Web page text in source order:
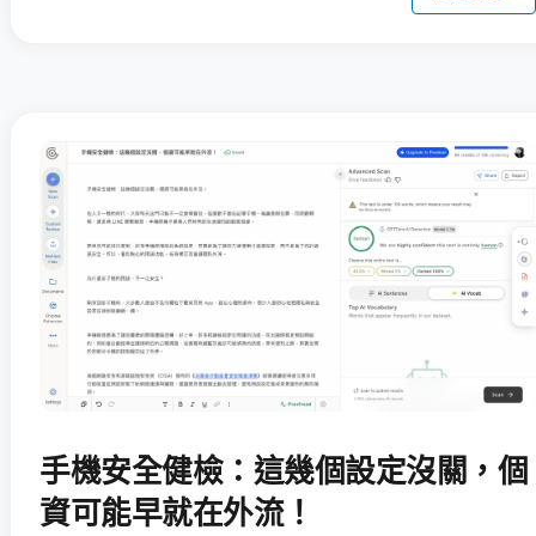
手機安全健檢：這幾個設定沒關，個
資可能早就在外流！